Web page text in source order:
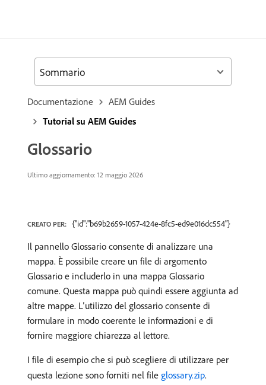
Documentazione
AEM Guides
Tutorial su AEM Guides
Glossario
Ultimo aggiornamento: 12 maggio 2026
CREATO PER: {"id":"b69b2659-1057-424e-8fc5-ed9e016dc554"}
Il pannello Glossario consente di analizzare una
mappa. È possibile creare un file di argomento
Glossario e includerlo in una mappa Glossario
comune. Questa mappa può quindi essere aggiunta ad
altre mappe. L’utilizzo del glossario consente di
formulare in modo coerente le informazioni e di
fornire maggiore chiarezza al lettore.
I file di esempio che si può scegliere di utilizzare per
questa lezione sono forniti nel file glossary.zip.
Sommario